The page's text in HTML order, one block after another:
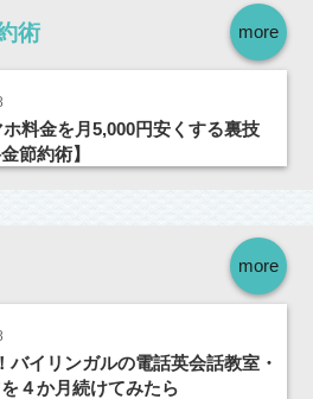
more
術
料金を月5,000円安くする裏技
節約術】
more
バイリンガルの電話英会話教室・
４か月続けてみたら